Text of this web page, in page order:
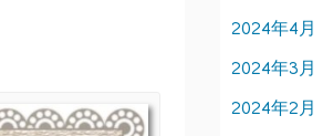
2024年4月
2024年3月
2024年2月